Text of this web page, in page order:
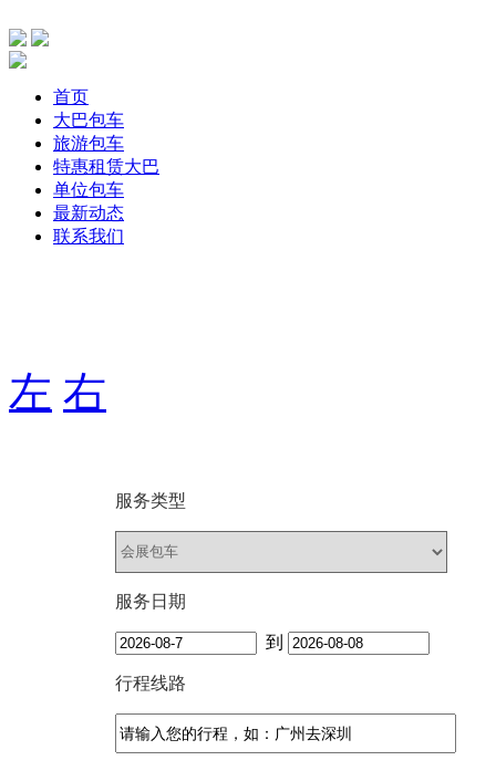
首页
大巴包车
旅游包车
特惠租赁大巴
单位包车
最新动态
联系我们
左 右
服务类型
服务日期
到
行程线路